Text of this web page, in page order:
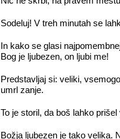
Sodeluj! V treh minutah se
In kako se glasi
Bog je ljubezen, on ljubi me!
Predstavljaj si: veliki,
umrl zanje.
To je storil, da boš lahko prišel
Božja ljubezen je tako velika.